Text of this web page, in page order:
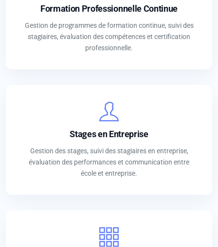
Formation Professionnelle Continue
Gestion de programmes de formation continue, suivi des
stagiaires, évaluation des compétences et certification
professionnelle.
Stages en Entreprise
Gestion des stages, suivi des stagiaires en entreprise,
évaluation des performances et communication entre
école et entreprise.